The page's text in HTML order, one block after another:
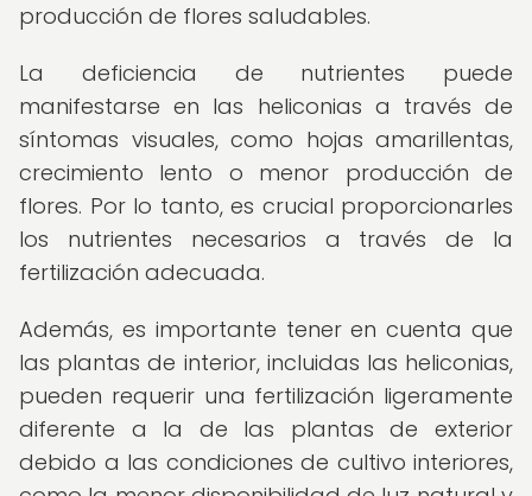
producción de flores saludables.
La deficiencia de nutrientes puede
manifestarse en las heliconias a través de
síntomas visuales, como hojas amarillentas,
crecimiento lento o menor producción de
flores. Por lo tanto, es crucial proporcionarles
los nutrientes necesarios a través de la
fertilización adecuada.
Además, es importante tener en cuenta que
las plantas de interior, incluidas las heliconias,
pueden requerir una fertilización ligeramente
diferente a la de las plantas de exterior
debido a las condiciones de cultivo interiores,